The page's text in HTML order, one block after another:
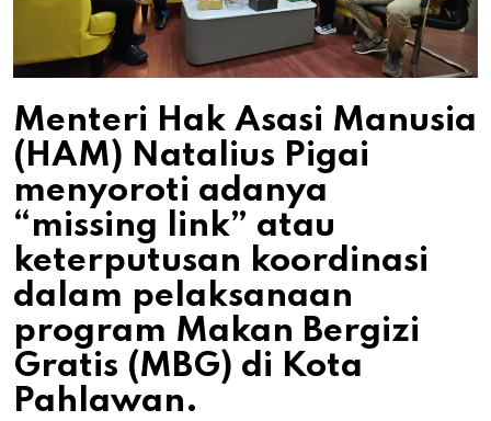
Menteri Hak Asasi Manusia
(HAM) Natalius Pigai
menyoroti adanya
“missing link” atau
keterputusan koordinasi
dalam pelaksanaan
program Makan Bergizi
Gratis (MBG) di Kota
Pahlawan.